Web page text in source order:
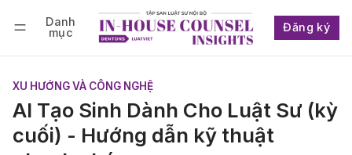
Danh
mục
Đăng ký
Đăng ký Follow
XU HƯỚNG VÀ CÔNG NGHỆ
AI Tạo Sinh Dành Cho Luật Sư (kỳ
cuối) - Hướng dẫn kỹ thuật